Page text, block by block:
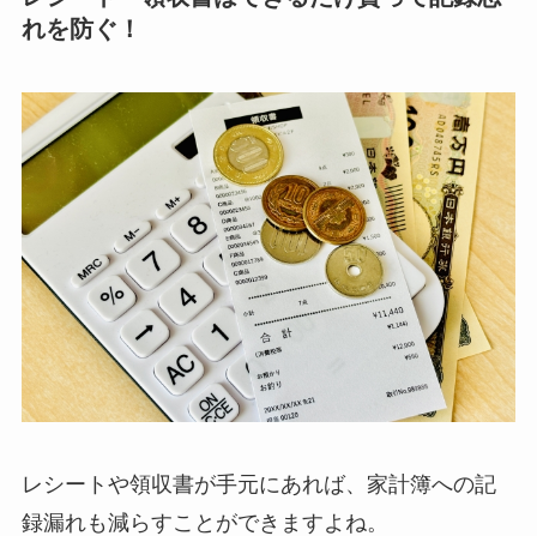
れを防ぐ！
レシートや領収書が手元にあれば、家計簿への記
録漏れも減らすことができますよね。